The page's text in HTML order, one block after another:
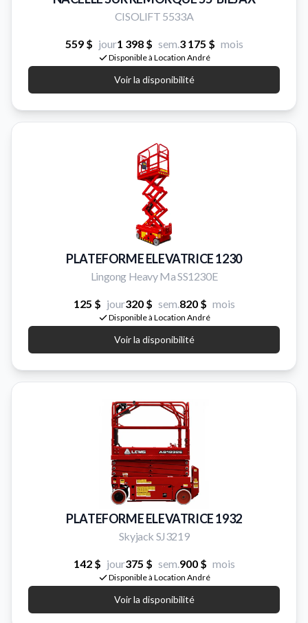
CISOLIFT 5533A
559 $ jour1 398 $ sem.3 175 $ mois
Disponible à Location André
Voir la disponibilité
PLATEFORME ELEVATRICE 1230
Lingong Heavy Ma SS1230E
125 $ jour320 $ sem.820 $ mois
Disponible à Location André
Voir la disponibilité
PLATEFORME ELEVATRICE 1932
Skyjack SJ3219
142 $ jour375 $ sem.900 $ mois
Disponible à Location André
Voir la disponibilité